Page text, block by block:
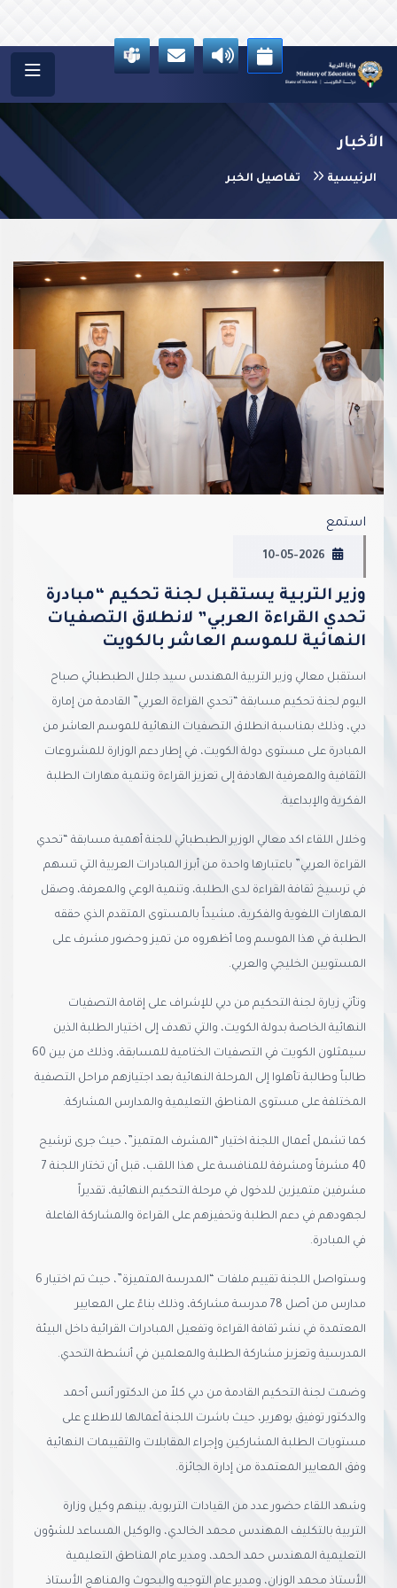
الأخبار
الرئيسية تفاصيل الخبر
Next
استمع
10-05-2026
وزير التربية يستقبل لجنة تحكيم “مبادرة
تحدي القراءة العربي” لانطلاق التصفيات
النهائية للموسم العاشر بالكويت
استقبل معالي وزير التربية المهندس سيد جلال الطبطبائي صباح
اليوم لجنة تحكيم مسابقة “تحدي القراءة العربي” القادمة من إمارة
دبي، وذلك بمناسبة انطلاق التصفيات النهائية للموسم العاشر من
المبادرة على مستوى دولة الكويت، في إطار دعم الوزارة للمشروعات
الثقافية والمعرفية الهادفة إلى تعزيز القراءة وتنمية مهارات الطلبة
الفكرية والإبداعية.
وخلال اللقاء اكد معالي الوزير الطبطبائي للجنة أهمية مسابقة “تحدي
القراءة العربي” باعتبارها واحدة من أبرز المبادرات العربية التي تسهم
في ترسيخ ثقافة القراءة لدى الطلبة، وتنمية الوعي والمعرفة، وصقل
المهارات اللغوية والفكرية، مشيداً بالمستوى المتقدم الذي حققه
الطلبة في هذا الموسم وما أظهروه من تميز وحضور مشرف على
المستويين الخليجي والعربي.
وتأتي زيارة لجنة التحكيم من دبي للإشراف على إقامة التصفيات
النهائية الخاصة بدولة الكويت، والتي تهدف إلى اختيار الطلبة الذين
سيمثلون الكويت في التصفيات الختامية للمسابقة، وذلك من بين 60
طالباً وطالبة تأهلوا إلى المرحلة النهائية بعد اجتيازهم مراحل التصفية
المختلفة على مستوى المناطق التعليمية والمدارس المشاركة.
كما تشمل أعمال اللجنة اختيار “المشرف المتميز”، حيث جرى ترشيح
40 مشرفاً ومشرفة للمنافسة على هذا اللقب، قبل أن تختار اللجنة 7
مشرفين متميزين للدخول في مرحلة التحكيم النهائية، تقديراً
لجهودهم في دعم الطلبة وتحفيزهم على القراءة والمشاركة الفاعلة
في المبادرة.
وستواصل اللجنة تقييم ملفات “المدرسة المتميزة”، حيث تم اختيار 6
مدارس من أصل 78 مدرسة مشاركة، وذلك بناءً على المعايير
المعتمدة في نشر ثقافة القراءة وتفعيل المبادرات القرائية داخل البيئة
المدرسية وتعزيز مشاركة الطلبة والمعلمين في أنشطة التحدي.
وضمت لجنة التحكيم القادمة من دبي كلاً من الدكتور أنس أحمد
والدكتور توفيق بوهرير، حيث باشرت اللجنة أعمالها للاطلاع على
مستويات الطلبة المشاركين وإجراء المقابلات والتقييمات النهائية
وفق المعايير المعتمدة من إدارة الجائزة.
وشهد اللقاء حضور عدد من القيادات التربوية، بينهم وكيل وزارة
التربية بالتكليف المهندس محمد الخالدي، والوكيل المساعد للشؤون
التعليمية المهندس حمد الحمد، ومدير عام المناطق التعليمية
الأستاذ محمد الوزان، ومدير عام التوجيه والبحوث والمناهج الأستاذ